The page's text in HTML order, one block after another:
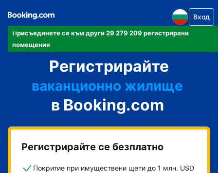
Присъединете се към други 29 279 209 регистрирани
помещения
Вход
Регистрирайте
своя апартамент
своя хотел
ваканционно жилище
своята къща за гости
своя пансион със закуска
в Booking.com
Регистрирайте се безплатно
Покритие при имуществени щети до 1 млн. USD